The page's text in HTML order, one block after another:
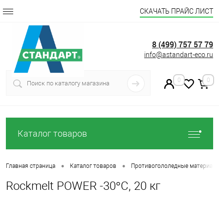
СКАЧАТЬ ПРАЙС ЛИСТ
8 (499) 757 57 79
info@astandart-eco.ru
0 0
Каталог товаров
Главная страница • Каталог товаров • Противогололедные
Rockmelt POWER -30°C, 20 кг